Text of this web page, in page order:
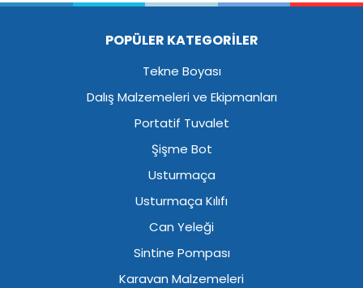
POPÜLER KATEGORİLER
Tekne Boyası
Dalış Malzemeleri ve Ekipmanları
Portatif Tuvalet
Şişme Bot
Usturmaça
Usturmaça Kılıfı
Can Yeleği
Sintine Pompası
Karavan Malzemeleri